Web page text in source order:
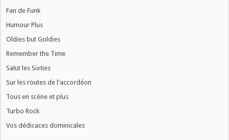
Fan de Funk
Humour Plus
Oldies but Goldies
Remember the Time
Salut les Sixties
Sur les routes de l'accordéon
Tous en scène et plus
Turbo Rock
Vos dédicaces dominicales